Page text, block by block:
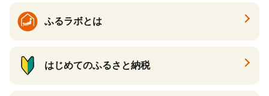
ふるラボとは
はじめてのふるさと納税